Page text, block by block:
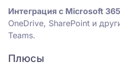
Интеграция с Microsoft 365
OneDrive, SharePoint и
Teams.
Плюсы